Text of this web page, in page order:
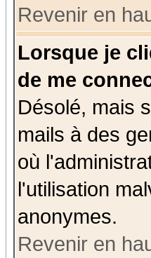
Revenir en
Lorsque je
de me
Désolé, mais
mails à des
où
l'utilisation
anonymes.
Revenir en